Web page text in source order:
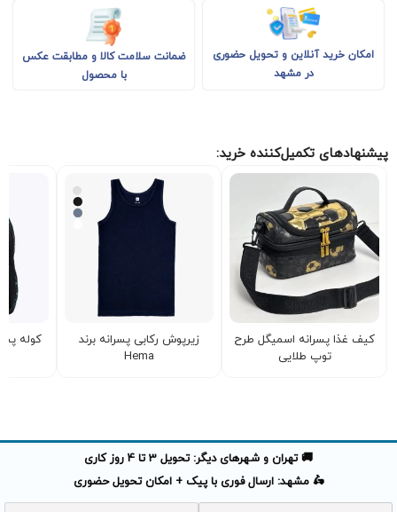
امکان خرید آنلاین و تحویل حضوری
در مشهد
ضمانت سلامت کالا و مطابقت عکس
با محصول
پیشنهادهای تکمیل‌کننده خرید:
کیف غذا پسرانه اسمیگل طرح
توپ طلایی
زیرپوش رکابی پسرانه برند
Hema
کوله
🚚 تهران و شهرهای دیگر: تحویل 3 تا 4 روز کاری
🛵 مشهد: ارسال فوری با پیک + امکان تحویل حضوری